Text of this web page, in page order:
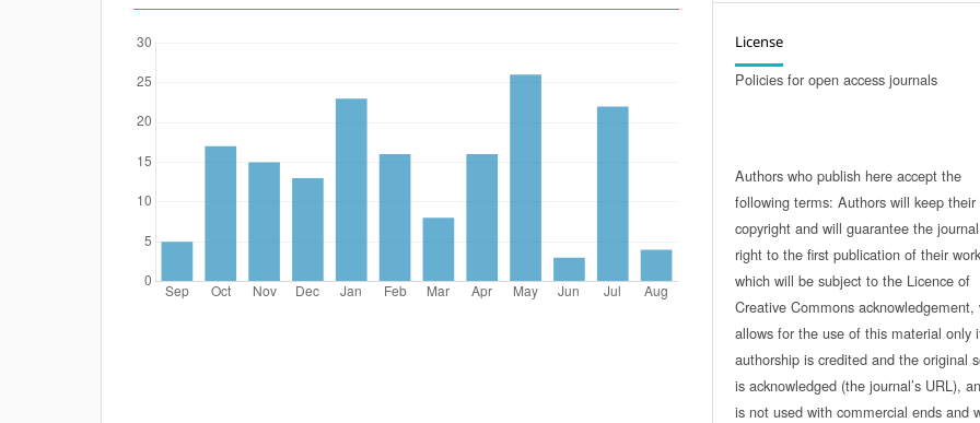
License
Policies for open access journals
Authors who publish here accept the
following terms: Authors will keep their
copyright and will guarantee the
right to the first publication of their
which will be subject to the Licence of
Creative Commons acknowledgement,
allows for the use of this material only
authorship is credited and the original
is acknowledged (the journal’s URL),
is not used with commercial ends and